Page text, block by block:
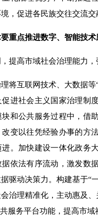
，促进各民族交往交流
重点推进数字、智能技术
高市域社会治理能力，
互联网技术、大数据等“
进社会主义国家治理制
和公共服务过程中，借
变以往凭经验办事的方
。加快建设一体化政务
依法有序流动，激发数
驱动决策力。构建基于“
治理精准化，主动惠及
服务平台功能，提高市